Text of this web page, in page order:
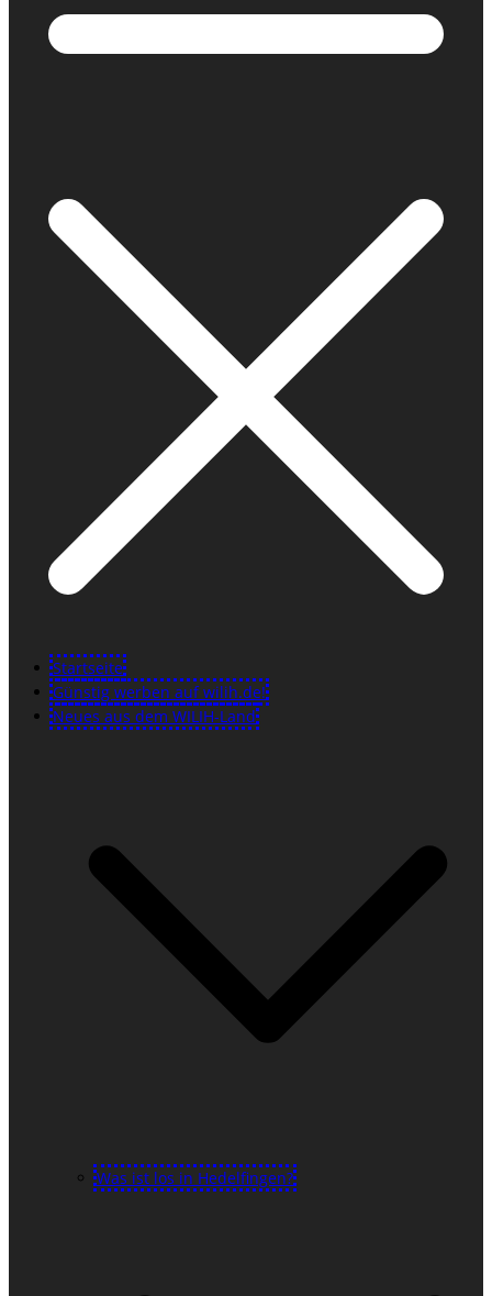
Startseite
Günstig werben auf wilih.de!
Neues aus dem WILIH-Land
Was ist los in Hedelfingen?